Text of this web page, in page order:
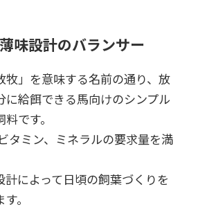
味設計のバランサー
牧」を意味する名前の通り、放
に給餌できる馬向けのシンプル
です。
タミン、ミネラルの要求量を満
計によって日頃の飼葉づくりを
。